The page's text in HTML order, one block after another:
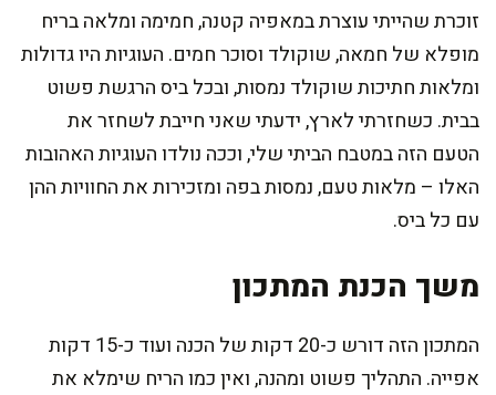
זוכרת שהייתי עוצרת במאפיה קטנה, חמימה ומלאה בריח
מופלא של חמאה, שוקולד וסוכר חמים. העוגיות היו גדולות
ומלאות חתיכות שוקולד נמסות, ובכל ביס הרגשת פשוט
בבית. כשחזרתי לארץ, ידעתי שאני חייבת לשחזר את
הטעם הזה במטבח הביתי שלי, וככה נולדו העוגיות האהובות
האלו – מלאות טעם, נמסות בפה ומזכירות את החוויות ההן
עם כל ביס.
משך הכנת המתכון
המתכון הזה דורש כ-20 דקות של הכנה ועוד כ-15 דקות
אפייה. התהליך פשוט ומהנה, ואין כמו הריח שימלא את